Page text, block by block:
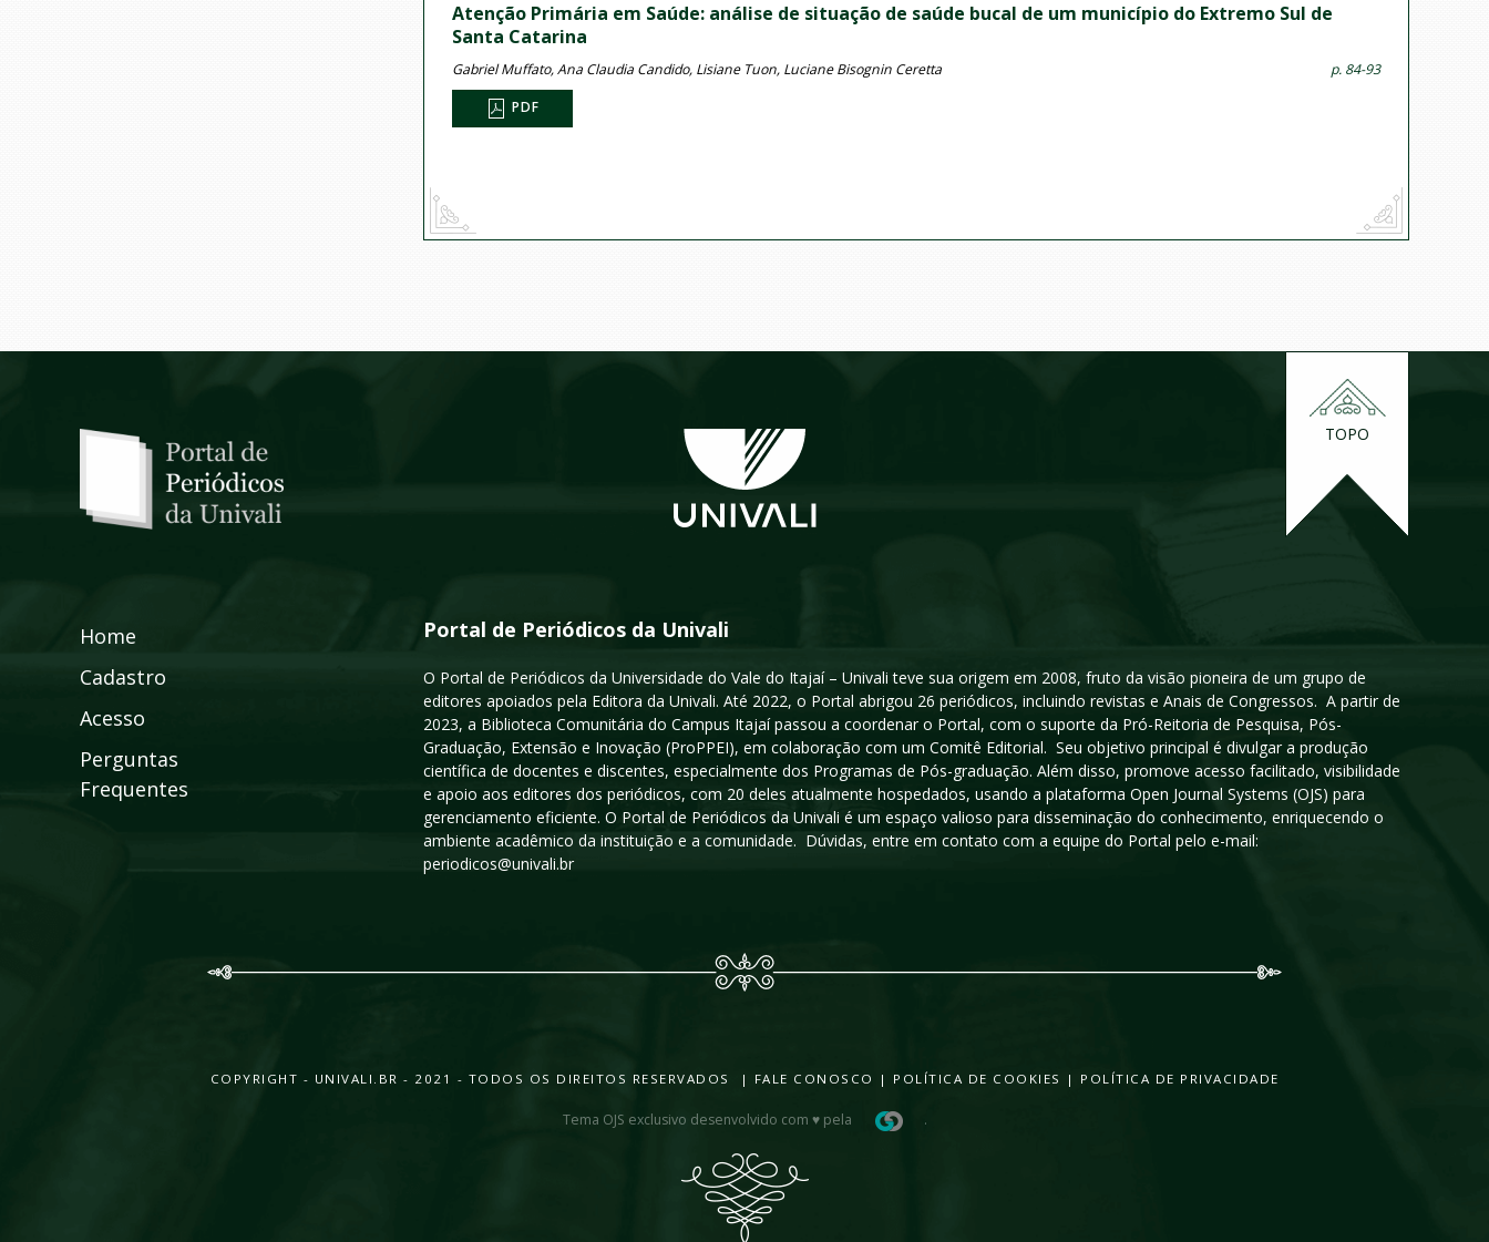
Atenção Primária em Saúde: análise de situação de saúde bucal de um município do Extremo Sul de
Santa Catarina
Gabriel Muffato, Ana Claudia Candido, Lisiane Tuon, Luciane Bisognin Ceretta p. 84-93
PDF
TOPO
Home
Cadastro
Acesso
Perguntas
Frequentes
Portal de Periódicos da Univali
O Portal de Periódicos da Universidade do Vale do Itajaí – Univali teve sua origem em 2008, fruto da visão pioneira de um grupo de
editores apoiados pela Editora da Univali. Até 2022, o Portal abrigou 26 periódicos, incluindo revistas e Anais de Congressos. A partir de
2023, a Biblioteca Comunitária do Campus Itajaí passou a coordenar o Portal, com o suporte da Pró-Reitoria de Pesquisa, Pós-
Graduação, Extensão e Inovação (ProPPEI), em colaboração com um Comitê Editorial. Seu objetivo principal é divulgar a produção
científica de docentes e discentes, especialmente dos Programas de Pós-graduação. Além disso, promove acesso facilitado, visibilidade
e apoio aos editores dos periódicos, com 20 deles atualmente hospedados, usando a plataforma Open Journal Systems (OJS) para
gerenciamento eficiente. O Portal de Periódicos da Univali é um espaço valioso para disseminação do conhecimento, enriquecendo o
ambiente acadêmico da instituição e a comunidade. Dúvidas, entre em contato com a equipe do Portal pelo e-mail:
periodicos@univali.br
COPYRIGHT - UNIVALI.BR - 2021 - TODOS OS DIREITOS RESERVADOS | FALE CONOSCO | POLÍTICA DE COOKIES | POLÍTICA DE PRIVACIDADE
Tema OJS exclusivo desenvolvido com ♥ pela .